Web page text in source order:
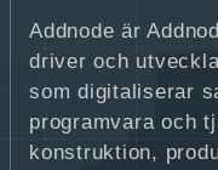
Addnode är
driver och
som digitaliserar
programvara och
konstruktion,